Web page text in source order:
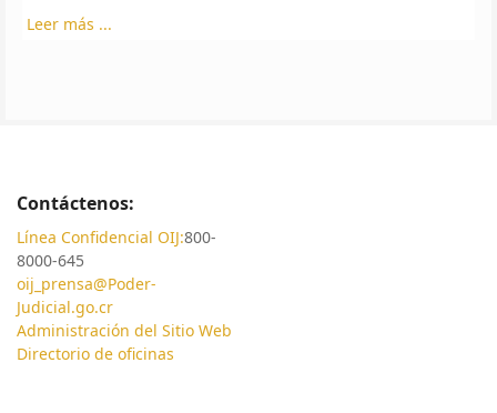
Leer más ...
Contáctenos:
Línea Confidencial OIJ:800-
8000-645
oij_prensa@Poder-
Judicial.go.cr
Administración del Sitio Web
Directorio de oficinas